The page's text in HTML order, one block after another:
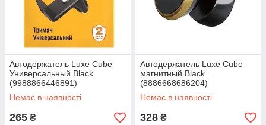
Автодержатель Luxe Cube
Универсальный Black
(9988866446891)
Немає в наявності
265 ₴
Автодержатель Luxe Cube
магнитный Black
(8886668686204)
Немає в наявності
328 ₴